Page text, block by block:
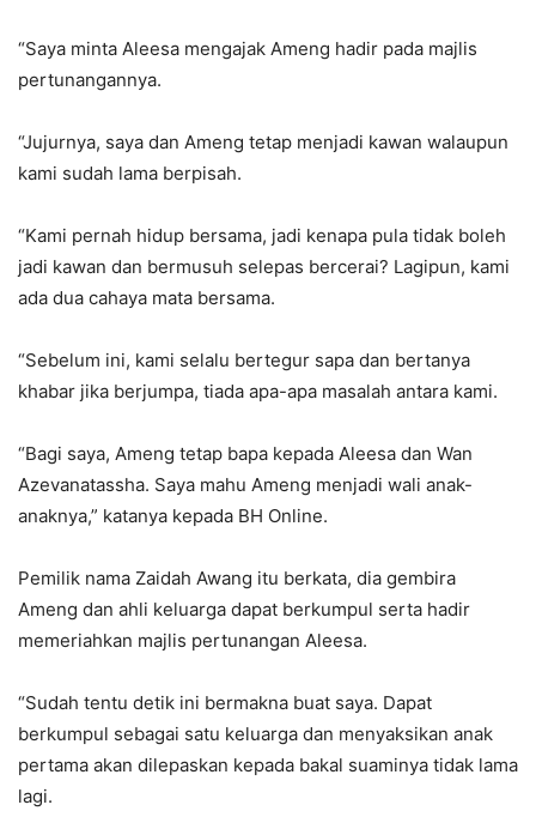
“Saya minta Aleesa mengajak Ameng hadir pada majlis
pertunangannya.
“Jujurnya, saya dan Ameng tetap menjadi kawan walaupun
kami sudah lama berpisah.
“Kami pernah hidup bersama, jadi kenapa pula tidak boleh
jadi kawan dan bermusuh selepas bercerai? Lagipun, kami
ada dua cahaya mata bersama.
“Sebelum ini, kami selalu bertegur sapa dan bertanya
khabar jika berjumpa, tiada apa-apa masalah antara kami.
“Bagi saya, Ameng tetap bapa kepada Aleesa dan Wan
Azevanatassha. Saya mahu Ameng menjadi wali anak-
anaknya,” katanya kepada BH Online.
Pemilik nama Zaidah Awang itu berkata, dia gembira
Ameng dan ahli keluarga dapat berkumpul serta hadir
memeriahkan majlis pertunangan Aleesa.
“Sudah tentu detik ini bermakna buat saya. Dapat
berkumpul sebagai satu keluarga dan menyaksikan anak
pertama akan dilepaskan kepada bakal suaminya tidak lama
lagi.